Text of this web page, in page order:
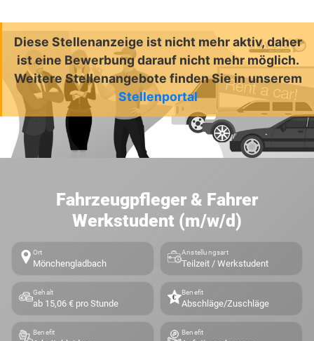
Diese Stellenanzeige ist nicht mehr aktiv, daher
ist eine Bewerbung darauf nicht mehr möglich.
Weitere Stellenangebote finden Sie in unserem
Stellenportal
Fahrzeugpfleger & Fahrer
Werkstudent (m/w/d)
Ort
Mönchengladbach
Anstellungsart
Teilzeit / Werkstudent
Gehalt
ab 15,06 € pro Stunde
Benefit
Abschläge/Zuschläge
Benefit Benefit